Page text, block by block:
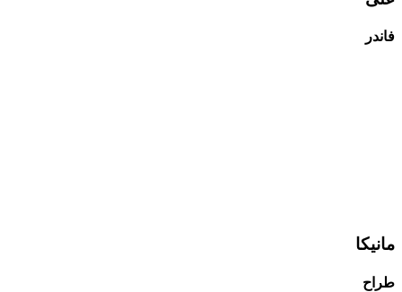
فاندر
مانیکا
طراح